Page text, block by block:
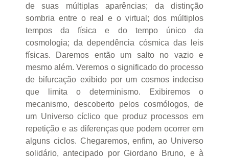
de suas múltiplas aparências; da distinção
sombria entre o real e o virtual; dos múltiplos
tempos da física e do tempo único da
cosmologia; da dependência cósmica das leis
físicas. Daremos então um salto no vazio e
mesmo além. Veremos o significado do processo
de bifurcação exibido por um cosmos indeciso
que limita o determinismo. Exibiremos o
mecanismo, descoberto pelos cosmólogos, de
um Universo cíclico que produz processos em
repetição e as diferenças que podem ocorrer em
alguns ciclos. Chegaremos, enfim, ao Universo
solidário, antecipado por Giordano Bruno, e à